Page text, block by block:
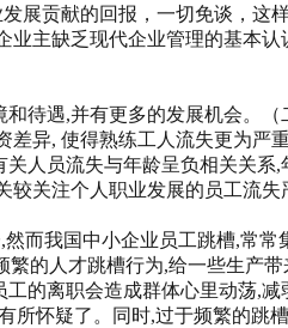
展贡献的回报，一切免谈，这
缺乏现代企业管理的基本认
待遇,并有更多的发展机会。
异, 使得熟练工人流失更为严
人员流失与年龄呈负相关关系
关注个人职业发展的员工流
而我国中小企业员工跳槽,常
的人才跳槽行为,给一些生产
的离职会造成群体心里动荡,
怀疑了。同时,过于频繁的跳